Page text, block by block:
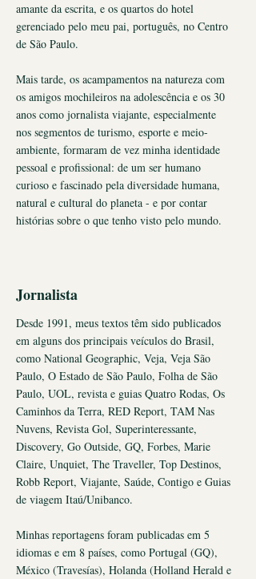
amante da escrita, e os quartos do hotel
gerenciado pelo meu pai, português, no Centro
de São Paulo.
Mais tarde, os acampamentos na natureza com
os amigos mochileiros na adolescência e os 30
anos como jornalista viajante, especialmente
nos segmentos de turismo, esporte e meio-
ambiente, formaram de vez minha identidade
pessoal e profissional: de um ser humano
curioso e fascinado pela diversidade humana,
natural e cultural do planeta - e por contar
histórias sobre o que tenho visto pelo mundo.
Jornalista
Desde 1991, meus textos têm sido publicados
em alguns dos principais veículos do Brasil,
como National Geographic, Veja, Veja São
Paulo, O Estado de São Paulo, Folha de São
Paulo, UOL, revista e guias Quatro Rodas, Os
Caminhos da Terra, RED Report, TAM Nas
Nuvens, Revista Gol, Superinteressante,
Discovery, Go Outside, GQ, Forbes, Marie
Claire, Unquiet, The Traveller, Top Destinos,
Robb Report, Viajante, Saúde, Contigo e Guias
de viagem Itaú/Unibanco.
Minhas reportagens foram publicadas em 5
idiomas e em 8 países, como Portugal (GQ),
México (Travesías), Holanda (Holland Herald e